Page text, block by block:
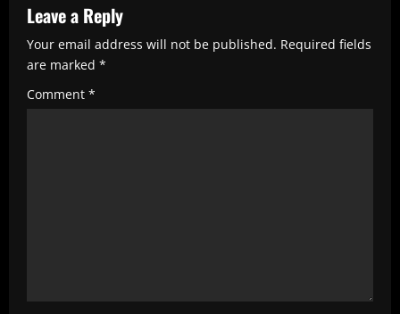
R
e
a
d
Leave a Reply
Your email address will not be published. Required fields
are marked *
Comment *